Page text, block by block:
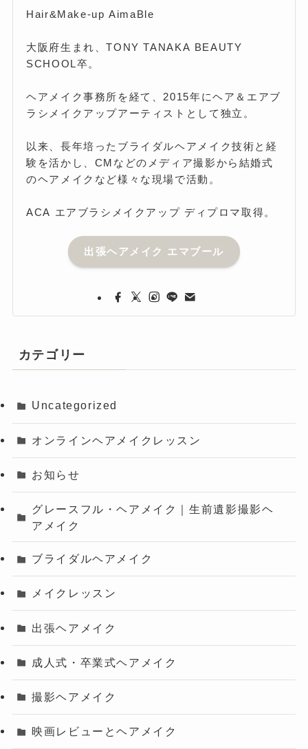
Hair&Make-up AimaBle
大阪府生まれ、TONY TANAKA BEAUTY
SCHOOL卒。
ヘアメイク事務所を経て、2015年にヘア＆エアブ
ラシメイクアップアーティストとして独立。
以来、長年培ったブライダルヘアメイク技術と経
験を活かし、CMなどのメディア撮影から結婚式
のヘアメイクなど様々な現場で活動。
ACA エアブラシメイクアップ ディプロマ取得。
出張ヘアメイク エマブール
カテゴリー
Uncategorized
オンラインヘアメイクレッスン
お知らせ
グレースフル・ヘアメイク｜生前遺影撮影ヘ
アメイク
ブライダルヘアメイク
メイクレッスン
出張ヘアメイク
成人式・卒業式ヘアメイク
撮影ヘアメイク
映画レビューとヘアメイク